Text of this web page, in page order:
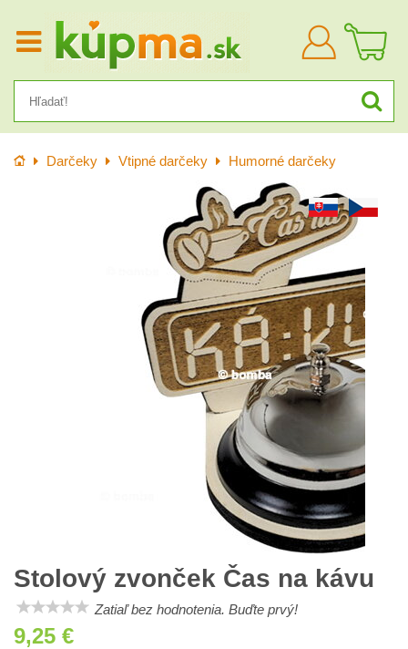
Prihlásiť
sa
Úvod Darčeky Vtipné darčeky Humorné darčeky
Stolový zvonček Čas na kávu
Zatiaľ bez hodnotenia. Buďte prvý!
9,25 €